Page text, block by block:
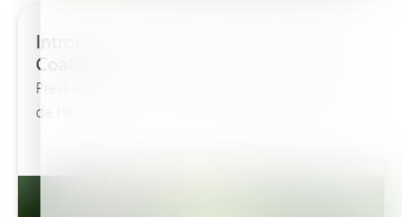
Introducing Haifa's Biodegradable CRF
Coating
Présentation du revêtement biodégradable CRF
de Haifa : Révolutionnez la fertilisation, rejoignez...